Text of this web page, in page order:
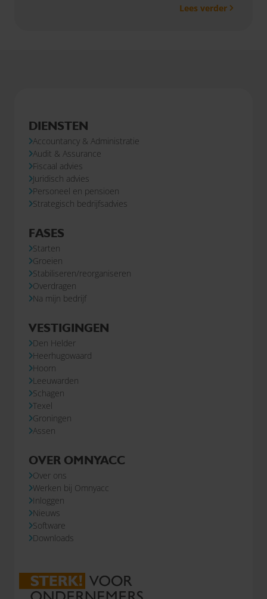
Lees verder
DIENSTEN
Accountancy & Administratie
Audit & Assurance
Fiscaal advies
Juridisch advies
Personeel en pensioen
Strategisch bedrijfsadvies
FASES
Starten
Groeien
Stabiliseren/reorganiseren
Overdragen
Na mijn bedrijf
VESTIGINGEN
Den Helder
Heerhugowaard
Hoorn
Leeuwarden
Schagen
Texel
Groningen
Assen
OVER OMNYACC
Over ons
Werken bij Omnyacc
Inloggen
Nieuws
Software
Downloads